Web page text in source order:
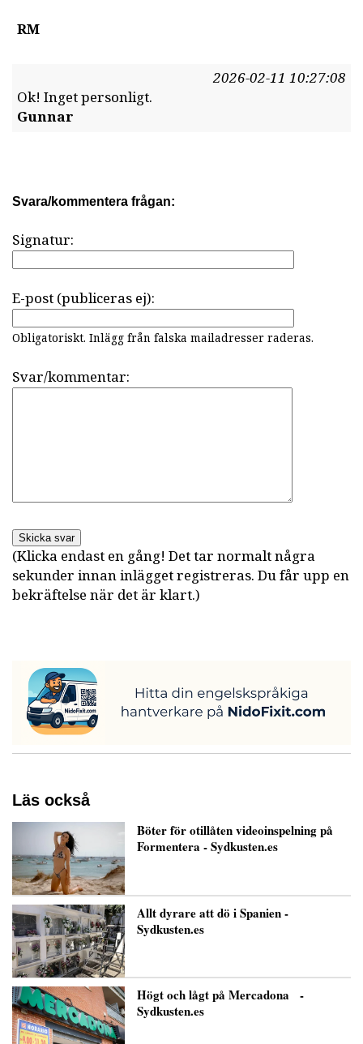
RM
2026-02-11 10:27:08
Ok! Inget personligt.
Gunnar
Svara/kommentera frågan:
Signatur:
E-post (publiceras ej):
Obligatoriskt. Inlägg från falska mailadresser raderas.
Svar/kommentar:
Skicka svar
(Klicka endast en gång! Det tar normalt några
sekunder innan inlägget registreras. Du får upp en
bekräftelse när det är klart.)